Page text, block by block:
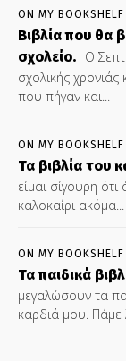
ON MY BOOKSHELF
Βιβλία που θα
σχολείο. Ο
σχολικής
που πήγαν και...
ON MY BOOKSHELF
Τα βιβλία του
είμαι σίγουρη
καλοκαίρι
ON MY BOOKSHELF
Τα παιδικά
μεγαλώσουν τα
καρδιά μου. Πάμε